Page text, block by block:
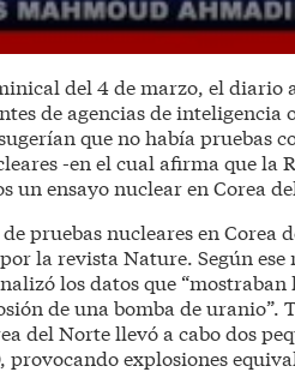
del 4 de marzo, el diario
de agencias de inteligencia
que no había pruebas
-en el cual afirma que la
un ensayo nuclear en Corea
pruebas nucleares en Corea
la revista Nature. Según ese
los datos que “mostraban
de una bomba de uranio”.
del Norte llevó a cabo dos
provocando explosiones